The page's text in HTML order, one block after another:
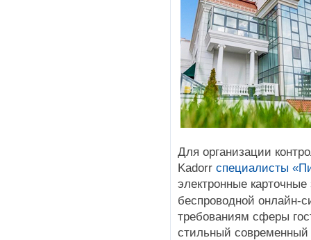
Для организации
Kadorr специалисты
электронные
беспроводной онлайн-
требованиям сферы
стильный современный